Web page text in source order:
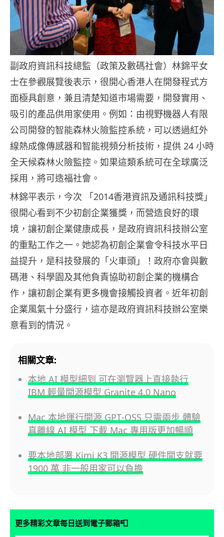
副政府資訊科技總監（政策及數碼社會）林錦平女
士在參觀展覽後表示，很開心香港人在開發程式方
面極具創意，兼且清楚知道市場需要，開發實用、
吸引的產品供用家使用。例如：由視野機器人有限
公司開發的智能森林火險監控系統，可以透過紅外
線熱成像傳感器和智能視頻分析技術，提供 24 小時
全天候森林火險監控。如果這類系統可在全球廣泛
採用，將可造福社會。
林錦平表示，今次 「2014香港資訊及通訊科技獎」
很開心看到不少初創企業獲獎，而營造良好的環
境，讓初創企業健康成長，是政府資訊科技辦公室
的重點工作之一。她認為初創企業會令科技水平日
益提升，是科技發展的「火車頭」！政府亦會與數
碼港、科學園及其他負責協助初創企業的機構合
作，讓初創企業有更多機會接觸投資者。近年初創
企業風氣十分盛行，這亦是政府資訊科技辦公室樂
意看到的情況。
相關文章:
本地 AI 模型細到 可在瀏覽器上直接執行
IBM 輕量開源模型 Granite 4.0 Nano
Mac 本地運行開源 GPT‑OSS 只需兩步 體驗
真離線 AI 模型 下載 Mac 專用版更加暢順
要本地部署 Kimi K3 開源模型 硬件開支就要
1900 萬 非一般用家可以負擔
更多精彩文章每日送到電子郵箱📮